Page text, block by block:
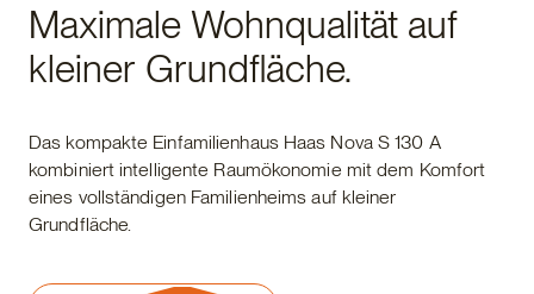
Maximale Wohnqualität auf
kleiner Grundfläche.
Das kompakte Einfamilienhaus Haas Nova S 130 A
kombiniert intelligente Raumökonomie mit dem Komfort
eines vollständigen Familienheims auf kleiner
Grundfläche.